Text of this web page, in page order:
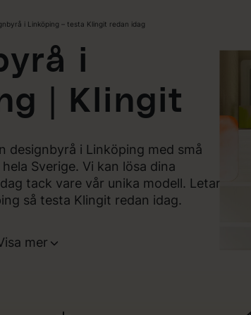
i Linköping – testa Klingit redan idag
i
| Klingit
designbyrå i Linköping med små
Sverige. Vi kan lösa dina
tack vare vår unika modell. Letar
så testa Klingit redan idag.
mer